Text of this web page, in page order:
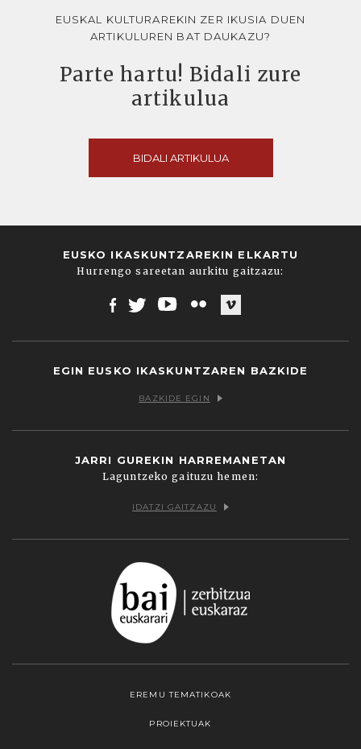
EUSKAL KULTURAREKIN ZER IKUSIA DUEN
ARTIKULUREN BAT DAUKAZU?
Parte hartu! Bidali zure
artikulua
BIDALI ARTIKULUA
EUSKO IKASKUNTZAREKIN ELKARTU
Hurrengo sareetan aurkitu gaitzazu:
EGIN EUSKO IKASKUNTZAREN BAZKIDE
BAZKIDE EGIN
JARRI GUREKIN HARREMANETAN
Laguntzeko gaituzu hemen:
IDATZI GAITZAZU
EREMU TEMATIKOAK
PROIEKTUAK